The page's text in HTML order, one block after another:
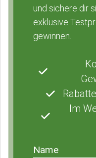
und sichere dir
exklusive
gewinnen.
Im
Name